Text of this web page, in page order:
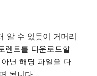
알 수 있듯이 거머리
렌트를 다운로드할
닌 해당 파일을 다
됩니다.